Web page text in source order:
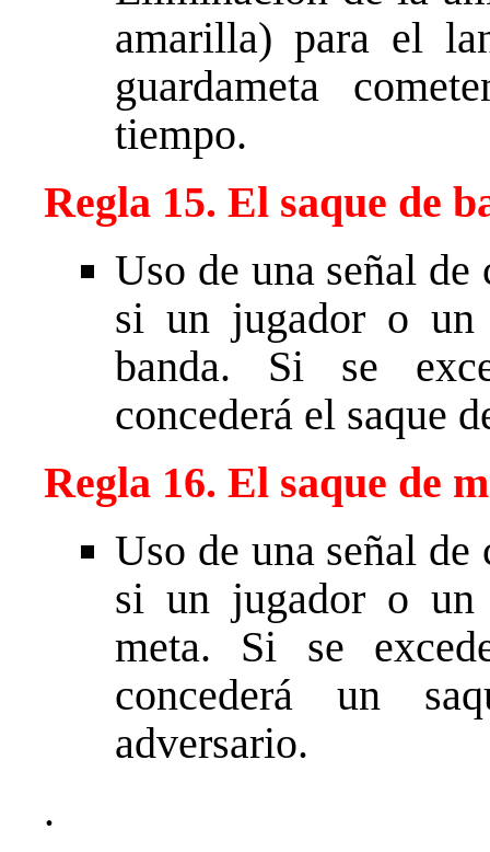
amarilla) para el
guardameta
tiempo.
Regla 15. El saque de
Uso de una señal de
si un jugador o un
banda. Si se
concederá el saque
Regla 16. El saque de
Uso de una señal de
si un jugador o un
meta. Si se
concederá un
adversario.
.